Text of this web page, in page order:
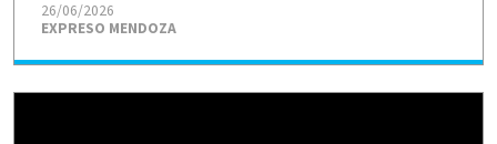
EXPRESO MENDOZA
26/06/2026